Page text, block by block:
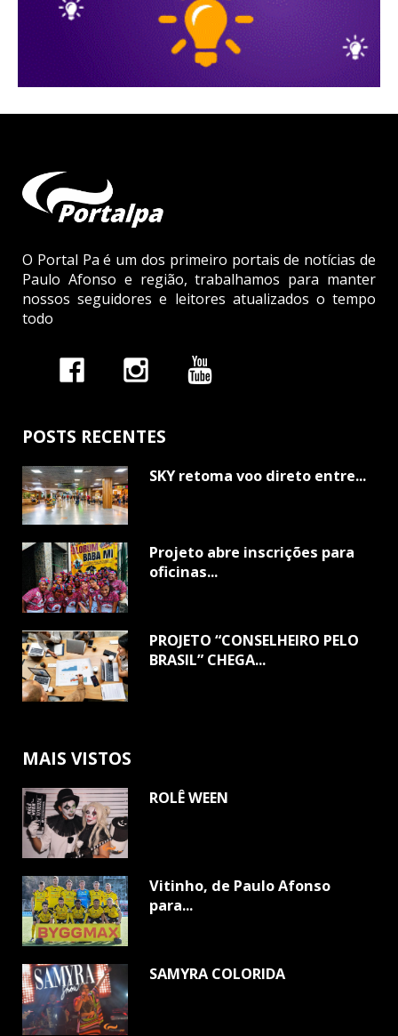
O Portal Pa é um dos primeiro portais de notícias de
Paulo Afonso e região, trabalhamos para manter
nossos seguidores e leitores atualizados o tempo
todo
POSTS RECENTES
SKY retoma voo direto entre...
Projeto abre inscrições para
oficinas...
PROJETO “CONSELHEIRO PELO
BRASIL” CHEGA...
MAIS VISTOS
ROLÊ WEEN
Vitinho, de Paulo Afonso
para...
SAMYRA COLORIDA